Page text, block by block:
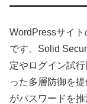
WordPressサイ
です。Solid
定やログイン試
った多層防御を
がパスワードを